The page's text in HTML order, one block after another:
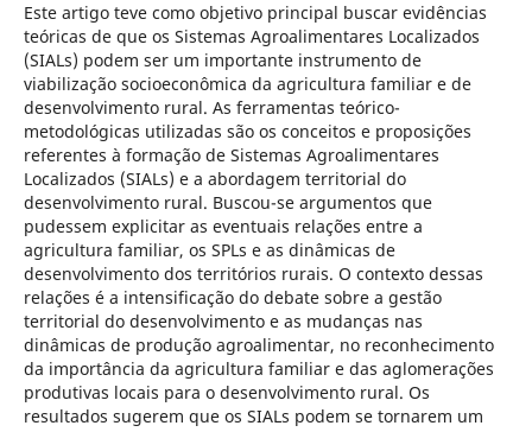
Este artigo teve como objetivo principal buscar evidências
teóricas de que os Sistemas Agroalimentares Localizados
(SIALs) podem ser um importante instrumento de
viabilização socioeconômica da agricultura familiar e de
desenvolvimento rural. As ferramentas teórico-
metodológicas utilizadas são os conceitos e proposições
referentes à formação de Sistemas Agroalimentares
Localizados (SIALs) e a abordagem territorial do
desenvolvimento rural. Buscou-se argumentos que
pudessem explicitar as eventuais relações entre a
agricultura familiar, os SPLs e as dinâmicas de
desenvolvimento dos territórios rurais. O contexto dessas
relações é a intensificação do debate sobre a gestão
territorial do desenvolvimento e as mudanças nas
dinâmicas de produção agroalimentar, no reconhecimento
da importância da agricultura familiar e das aglomerações
produtivas locais para o desenvolvimento rural. Os
resultados sugerem que os SIALs podem se tornarem um